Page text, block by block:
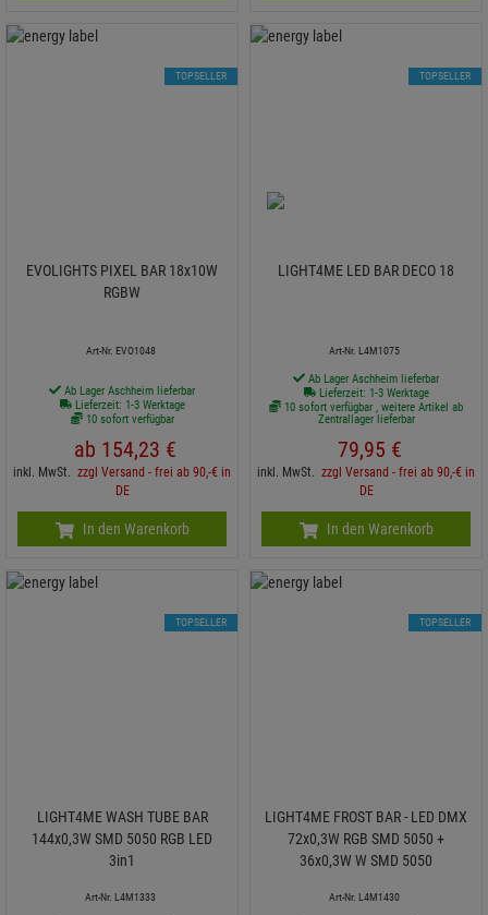
EVOLIGHTS PIXEL BAR 18x10W
RGBW
Art-Nr. EVO1048
Ab Lager Aschheim lieferbar
Lieferzeit: 1-3 Werktage
10 sofort verfügbar
ab 154,23 €
inkl. MwSt. zzgl Versand - frei ab 90,-€ in
DE
TOPSELLER
In den Warenkorb
LIGHT4ME LED BAR DECO 18
Art-Nr. L4M1075
Ab Lager Aschheim lieferbar
Lieferzeit: 1-3 Werktage
10 sofort verfügbar , weitere Artikel ab
Zentrallager lieferbar
79,95 €
inkl. MwSt. zzgl Versand - frei ab 90,-€ in
DE
TOPSELLER
In den Warenkorb
LIGHT4ME WASH TUBE BAR
144x0,3W SMD 5050 RGB LED
3in1
Art-Nr. L4M1333
TOPSELLER
LIGHT4ME FROST BAR - LED DMX
72x0,3W RGB SMD 5050 +
36x0,3W W SMD 5050
Art-Nr. L4M1430
TOPSELLER